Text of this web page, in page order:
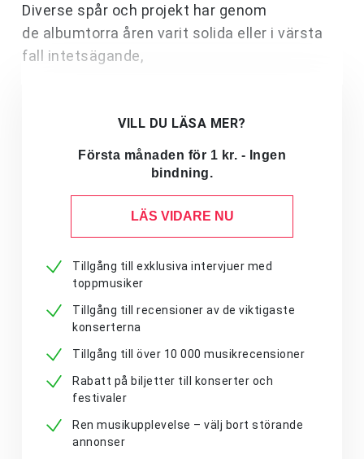
Diverse spår och projekt har genom
de albumtorra åren varit solida eller i värsta
fall intetsägande,
VILL DU LÄSA MER?
Första månaden för 1 kr. - Ingen
bindning.
LÄS VIDARE NU
Tillgång till exklusiva intervjuer med
toppmusiker
Tillgång till recensioner av de viktigaste
konserterna
Tillgång till över 10 000 musikrecensioner
Rabatt på biljetter till konserter och
festivaler
Ren musikupplevelse – välj bort störande
annonser